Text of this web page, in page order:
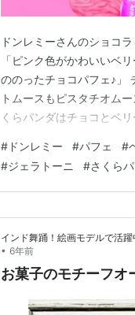
ドンレミーさんのショコ
「ピンク色がかわいいベ
ののったチョコパフェ♪」
トムースもピスタチオム
くらパンダはチョコとベ
パンダ:「僕は........」みけ
ンダ:「…
# ドンレミー #パフェ #
#ジェラトーニ #さくら
インド舞踊！絵画モデルで活
• 6年前
お菓子のモチーフオ